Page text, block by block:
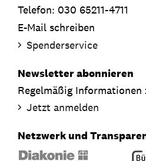
Telefon: 030 65211-4711
E-Mail schreiben
Spenderservice
Newsletter abonnieren
Regelmäßig
Jetzt anmelden
Netzwerk und